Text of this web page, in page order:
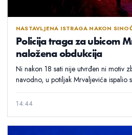
NASTAVLJENA ISTRAGA NAKON
Policija traga za ubicom
naložena obdukcija
Ni nakon 18 sati nije utvrđen ni motiv
navodno, u potiljak Mrvaljevića ispalio
14:44